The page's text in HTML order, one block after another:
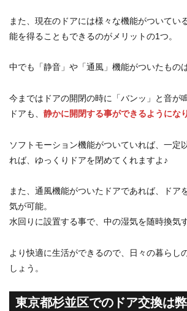
また、現在のドアには様々な機能がついてい
能を得ることもできるのがメリットの1つ。
中でも「静音」や「通風」機能がついたもの
今まではドアの開閉の時に「バンッ」と音が
ドアも、 静かに開閉する事ができるようにな
ソフトモーション機能がついていれば、一定
れば、ゆっくりドアを閉めてくれますよ♪
また、通風機能がついたドアであれば、ドア
気が可能。
水回りに設置する事で、中の湿気を随時換気
より快適に生活ができるので、日々の暮らし
しょう。
東京都杉並区での ドア交換は